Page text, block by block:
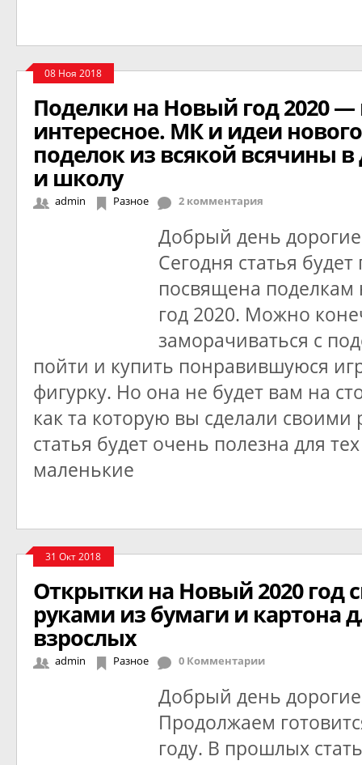
08 Ноя 2018
Поделки на Новый год 2020 —
интересное. МК и идеи
поделок из всякой всячины в
и школу
admin Разное 2 комментария
Добрый день
Сегодня статья
посвящена
год 2020. Можно
заморачиваться с
пойти и купить понравившуюся
фигурку. Но она не будет вам на
как та которую вы сделали своими
статья будет очень полезна для
маленькие
31 Окт 2018
Открытки на Новый 2020 год
руками из бумаги и картона
взрослых
admin Разное 0 Комментарии
Добрый день
Продолжаем
году. В прошлых